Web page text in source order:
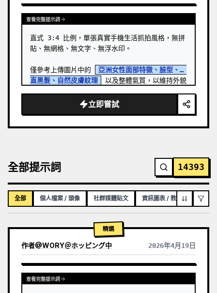
查看完整提示詞
直式 3:4 比例，單張真實手機生活抓拍風格，無拼
貼、無網格、無文字、無浮水印。
僅參考上傳圖片中的
亞洲女性面部特徵、臉型、長
直黑髮、自然皮膚紋理
以及整體氣質，以維持外貌
立即嘗試
全部提示詞 14393
全部 個人檔案 / 頭像 社群媒體貼文 資訊圖表 / 教育視覺化內容
精選
作者@WORY＠ホッピング中 2026年4月19日
查看完整提示詞